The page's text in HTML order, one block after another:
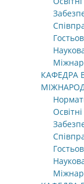
КАФЕДРА